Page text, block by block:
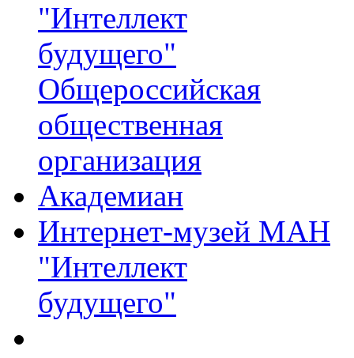
"Интеллект
будущего"
Общероссийская
общественная
организация
Академиан
Интернет-музей МАН
"Интеллект
будущего"